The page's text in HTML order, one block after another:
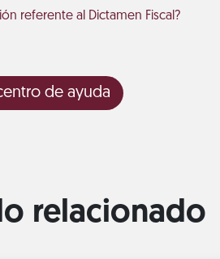
referente al Dictamen Fiscal?
de ayuda
relacionado